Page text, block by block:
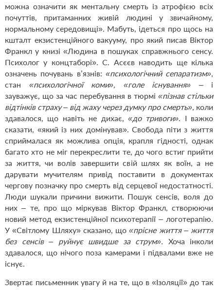
можна означити як ментальну смерть із атрофією всіх
почуттів, притаманних живій людині у звичайному,
нормальному середовищі». Мабуть, ідеться про щось на
кшталт екзистенційного вакууму, про який писав Віктор
Франкл у книзі «Людина в пошуках справжнього сенсу.
Психолог у концтаборі». С. Асєєв наводить ще кілька
означень почувань в’язнів: «психологічний сепаратизм»
стан «психологічної коми», «голе існування» – і
зауважує, що за час перебування в тюрмі «пізнав стільки
відтінків страху – від жаху через думку про смерть» , коли
здавалося, що навіть не дихає,
«до тривоги» . І важко
сказати, «який із них домінував». Свобода піти з життя
сприймалася як можлива опція, крапля гідності, однак
багато хто не міг перекреслити те, до чого встиг прийти
за життя, чи волів завершити свій шлях як воїн, а не
дарувати мучителям привід поставити в документах
чергову позначку про смерть від серцевої недостатності.
Люди шукали причини вижити. Пошук сенсів, воля до
них – те, про що міркував Віктор Франкл, створюючи
новий метод екзистенційної психотерапії – логотерапію.
У «Світлому Шляху» сказано, що«прісне життя – життя
без сенсів – руйнує швидше за струм».
Хоча інколи
здавалося, що нічого поза камерами і підвалами вже не
існує.
Звертає письменник увагу й на те, що в «Ізоляції» до так